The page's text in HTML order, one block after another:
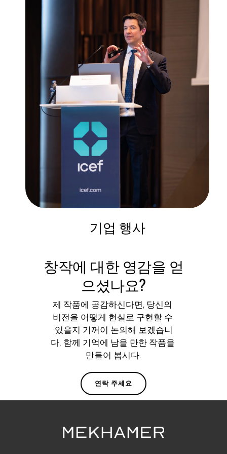
기업 행사
창작에 대한 영감을 얻
으셨나요?
제 작품에 공감하신다면, 당신의
비전을 어떻게 현실로 구현할 수
있을지 기꺼이 논의해 보겠습니
다. 함께 기억에 남을 만한 작품을
만들어 봅시다.
연락 주세요